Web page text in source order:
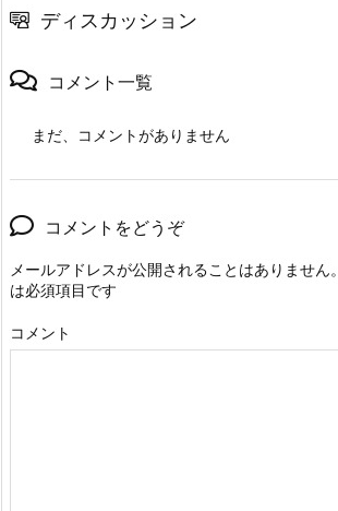
ディスカッション
コメント一覧
まだ、コメントがありません
コメントをどうぞ
メールアドレスが公開されることはありません。
は必須項目です
コメント